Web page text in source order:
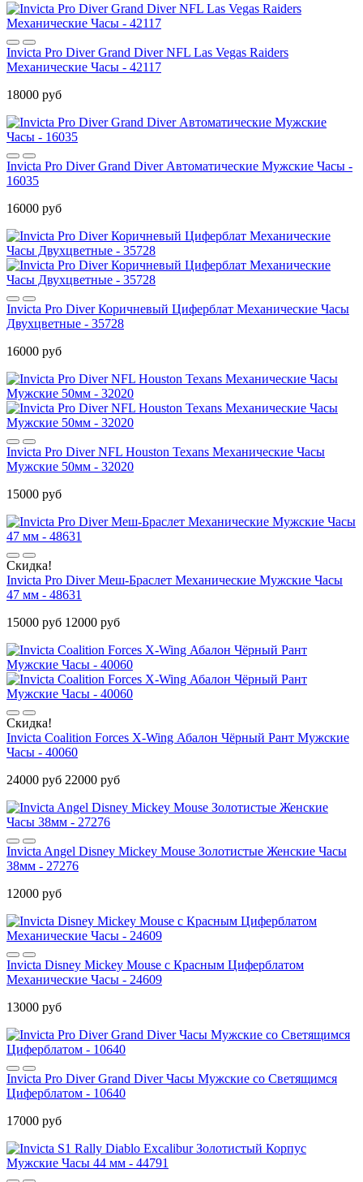
Invicta Pro Diver Grand Diver NFL Las Vegas Raiders
Механические Часы - 42117
18000 руб
Invicta Pro Diver Grand Diver Автоматические Мужские Часы -
16035
16000 руб
Invicta Pro Diver Коричневый Циферблат Механические Часы
Двухцветные - 35728
16000 руб
Invicta Pro Diver NFL Houston Texans Механические Часы
Мужские 50мм - 32020
15000 руб
Скидка!
Invicta Pro Diver Меш-Браслет Механические Мужские Часы
47 мм - 48631
15000 руб 12000 руб
Скидка!
Invicta Coalition Forces X-Wing Абалон Чёрный Рант Мужские
Часы - 40060
24000 руб 22000 руб
Invicta Angel Disney Mickey Mouse Золотистые Женские Часы
38мм - 27276
12000 руб
Invicta Disney Mickey Mouse с Красным Циферблатом
Механические Часы - 24609
13000 руб
Invicta Pro Diver Grand Diver Часы Мужские со Светящимся
Циферблатом - 10640
17000 руб